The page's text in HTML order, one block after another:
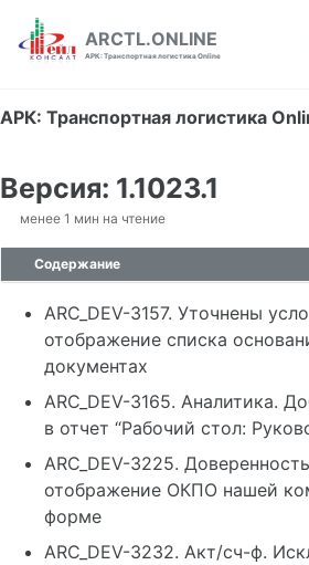
Skip to primary navigation
Skip to content
Skip to footer
ARCTL.ONLINE
АРК: Транспортная логистика Online
АРК: Транспортная логистика
Версия: 1.1023.1
менее 1 мин на чтение
Содержание
ARC_DEV-3157. Уточнены
отображение списка
документах
ARC_DEV-3165. Аналитика.
в отчет “Рабочий стол:
ARC_DEV-3225.
отображение ОКПО нашей
форме
ARC_DEV-3232. Акт/сч-ф.